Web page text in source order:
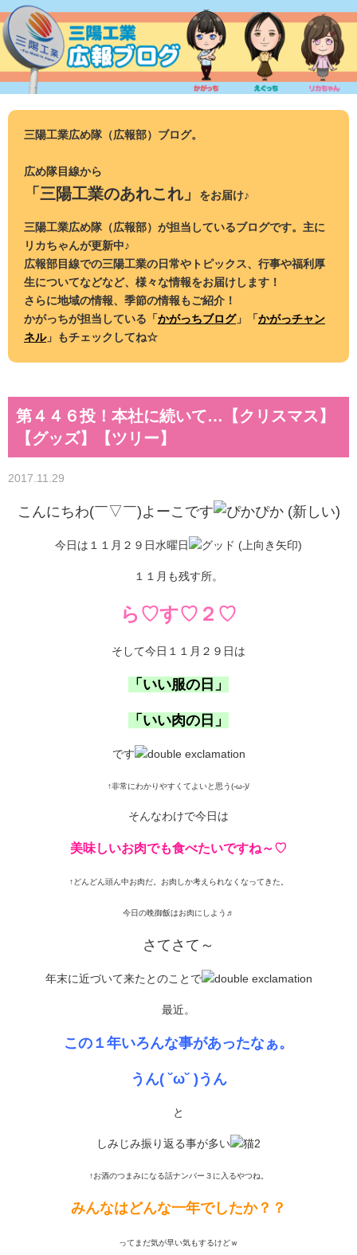
ン
テ
ツ
三陽工業広め隊（広報部）ブログ。
広め隊目線から
「三陽工業のあれこれ」 をお届け♪
三陽工業広め隊（広報部）が担当しているブログです。主に
リカちゃんが更新中♪
広報部目線での三陽工業の日常やトピックス、行事や福利厚
生についてなどなど、様々な情報をお届けします！
さらに地域の情報、季節の情報もご紹介！
かがっちが担当している「かがっちブログ」「かがっチャン
ネル」もチェックしてね☆
第４４６投！本社に続いて…【クリスマス】
【グッズ】【ツリー】
2017.11.29
こんにちわ(￣▽￣)よーこです
今日は１１月２９日水曜日
１１月も残す所。
ら♡す♡２♡
そして今日１１月２９日は
「いい服の日」
「いい肉の日」
です
↑非常にわかりやすくてよいと思う(-ω-)/
そんなわけで今日は
美味しいお肉でも食べたいですね～♡
↑どんどん頭ん中お肉だ。お肉しか考えられなくなってきた。
今日の晩御飯はお肉にしよう♬
さてさて～
年末に近づいて来たとのことで
最近。
この１年いろんな事があったなぁ。
うん( ˘ω˘ )うん
と
しみじみ振り返る事が多い
↑お酒のつまみになる話ナンバー３に入るやつね。
みんなはどんな一年でしたか？？
ってまだ気が早い気もするけどｗ